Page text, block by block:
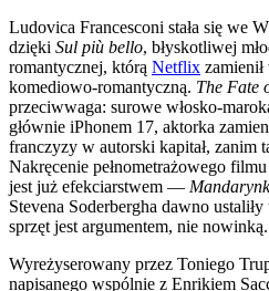
Ludovica Francesconi stała się we
dzięki Sul più bello, błyskotliwej
romantycznej, którą Netflix
komediowo-romantyczną. The Fate
przeciwwaga: surowe włosko-
głównie iPhonem 17, aktorka
franczyzy w autorski kapitał, zanim
Nakręcenie pełnometrażowego
jest już efekciarstwem —
Stevena Soderbergha dawno
sprzęt jest argumentem, nie nowinką.
Wyreżyserowany przez Toniego
napisanego wspólnie z Enrikiem